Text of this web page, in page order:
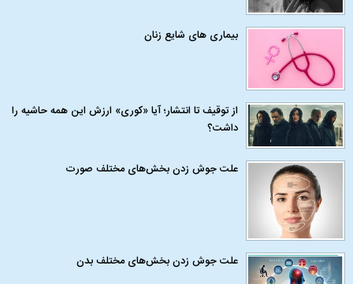
بیماری‌ های شایع زنان
از توقیف تا انتشار؛ آیا «کوری» ارزش این همه حاشیه را
داشت؟
علت جوش زدن بخش‌های مختلف صورت
علت جوش زدن بخش‌های مختلف بدن